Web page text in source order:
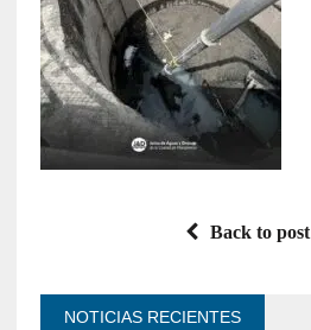
Back to post
NOTICIAS RECIENTES